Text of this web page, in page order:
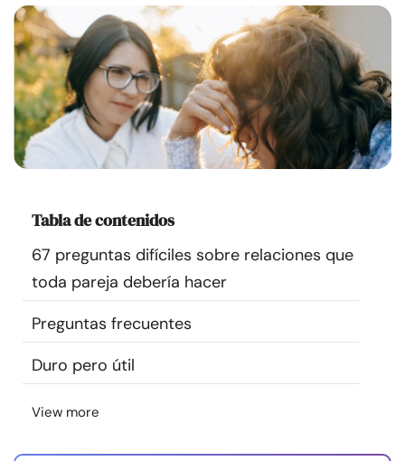
Familia
Ayuda
Cursos
Comunidad
Encuentra un terapeuta
Idioma ES
Sobre nosotros
Tabla de contenidos
67 preguntas difíciles sobre relaciones que
toda pareja debería hacer
Preguntas frecuentes
Duro pero útil
View more